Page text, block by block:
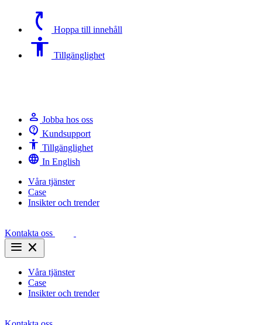
switch_access_shortcut Hoppa till innehåll
Accessibility Tillgänglighet
person Jobba hos oss
contact_support Kundsupport
Accessibility Tillgänglighet
language In English
Våra tjänster
Case
Insikter och trender
Kontakta oss
menu close
Våra tjänster
Case
Insikter och trender